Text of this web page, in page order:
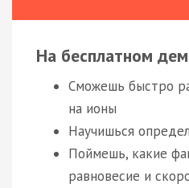
На бесплатном
Сможешь быстро
на ионы
Научишься
Поймешь, какие
равновесие и